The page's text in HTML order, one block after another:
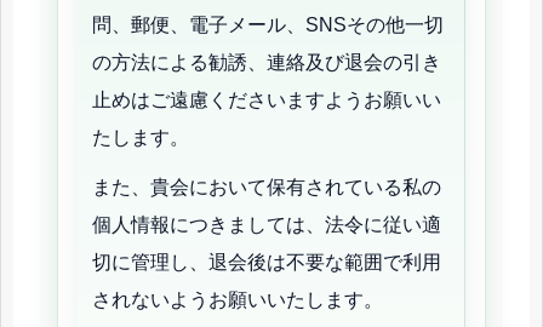
問、郵便、電子メール、SNSその他一切
の方法による勧誘、連絡及び退会の引き
止めはご遠慮くださいますようお願いい
たします。
また、貴会において保有されている私の
個人情報につきましては、法令に従い適
切に管理し、退会後は不要な範囲で利用
されないようお願いいたします。